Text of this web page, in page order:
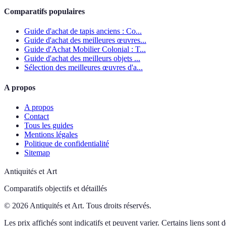
Comparatifs populaires
Guide d'achat de tapis anciens : Co...
Guide d'achat des meilleures œuvres...
Guide d'Achat Mobilier Colonial : T...
Guide d'achat des meilleurs objets ...
Sélection des meilleures œuvres d'a...
A propos
A propos
Contact
Tous les guides
Mentions légales
Politique de confidentialité
Sitemap
Antiquités et Art
Comparatifs objectifs et détaillés
© 2026 Antiquités et Art. Tous droits réservés.
Les prix affichés sont indicatifs et peuvent varier. Certains liens sont